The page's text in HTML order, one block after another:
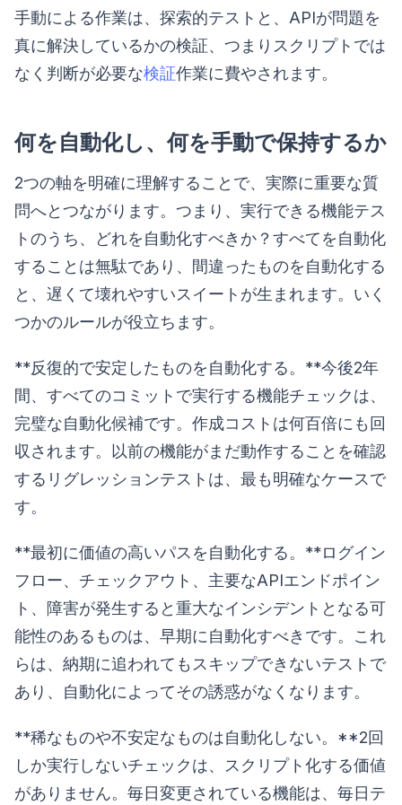
手動による作業は、探索的テストと、APIが問題を
真に解決しているかの検証、つまりスクリプトでは
なく判断が必要な検証作業に費やされます。
何を自動化し、何を手動で保持するか
2つの軸を明確に理解することで、実際に重要な質
問へとつながります。つまり、実行できる機能テス
トのうち、どれを自動化すべきか？すべてを自動化
することは無駄であり、間違ったものを自動化する
と、遅くて壊れやすいスイートが生まれます。いく
つかのルールが役立ちます。
**反復的で安定したものを自動化する。**今後2年
間、すべてのコミットで実行する機能チェックは、
完璧な自動化候補です。作成コストは何百倍にも回
収されます。以前の機能がまだ動作することを確認
するリグレッションテストは、最も明確なケースで
す。
**最初に価値の高いパスを自動化する。**ログイン
フロー、チェックアウト、主要なAPIエンドポイン
ト、障害が発生すると重大なインシデントとなる可
能性のあるものは、早期に自動化すべきです。これ
らは、納期に追われてもスキップできないテストで
あり、自動化によってその誘惑がなくなります。
**稀なものや不安定なものは自動化しない。**2回
しか実行しないチェックは、スクリプト化する価値
がありません。毎日変更されている機能は、毎日テ